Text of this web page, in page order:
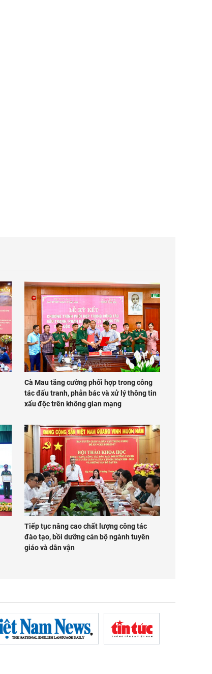
Cà Mau tăng cường phối hợp trong công
tác đấu tranh, phản bác và xử lý thông tin
xấu độc trên không gian mạng
Tiếp tục nâng cao chất lượng công tác
đào tạo, bồi dưỡng cán bộ ngành tuyên
giáo và dân vận